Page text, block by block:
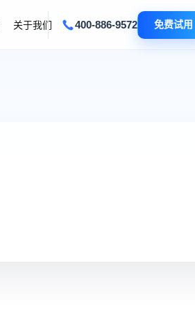
关于我们 400-886-9572 免费试用